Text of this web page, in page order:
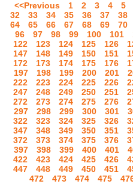
<<Previous 1 2 3 4 5
32
33 34 35 36 37 38
64
65 66 67 68 69 70
96
97 98 99 100 101
122
123 124 125 126
147
148 149 150 151
172
173 174 175 176
197
198 199 200 201
222
223 224 225 226
247
248 249 250 251
272
273 274 275 276
297
298 299 300 301
322
323 324 325 326
347
348 349 350 351
372
373 374 375 376
397
398 399 400 401
422
423 424 425 426
447
448 449 450 451
472
473 474 475